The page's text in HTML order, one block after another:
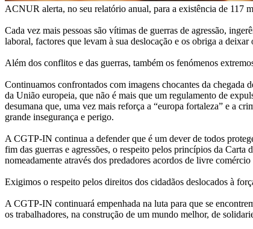
ACNUR alerta, no seu relatório anual, para a existência de 117
Cada vez mais pessoas são vítimas de guerras de agressão,
laboral, factores que levam à sua deslocação e os obriga a
Além dos conflitos e das guerras, também os fenómenos
Continuamos confrontados com imagens chocantes da
da União europeia, que não é mais que um regulamento de
desumana que, uma vez mais reforça a “europa fortaleza” e a
grande insegurança e perigo.
A CGTP-IN continua a defender que é um dever de todos
fim das guerras e agressões, o respeito pelos princípios da
nomeadamente através dos predadores acordos de livre
Exigimos o respeito pelos direitos dos cidadãos deslocados à
A CGTP-IN continuará empenhada na luta para que se
os trabalhadores, na construção de um mundo melhor, de